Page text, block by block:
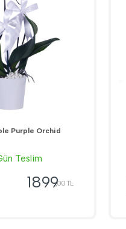
Purple Orchid
Teslim
1899,00 TL